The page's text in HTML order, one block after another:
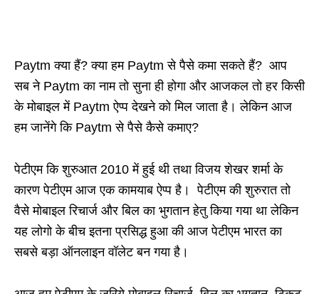
Paytm क्या हैं? क्या हम Paytm से पैसे कमा सकते हैं? आप
सब ने Paytm का नाम तो सुना ही होगा और आजकल तो हर किसी
के मोबाइल में Paytm ऐप्प देखने को मिल जाता है। लेकिन आज
हम जानेंगे कि Paytm से पैसे कैसे कमाए?
पेटीएम कि शुरुआत 2010 में हुई थी तथा विजय शेखर शर्मा के
कारण पेटीएम आज एक कामयाब ऐप्प है। पेटीएम की शुरुरात तो
वैसे मोबाइल रिचार्ज और बिल का भुगतान हेतु किया गया था लेकिन
यह लोगो के बीच इतना प्रसिद्ध हुआ की आज पेटीएम भारत का
सबसे बड़ा ऑनलाइन वॉलेट बन गया है।